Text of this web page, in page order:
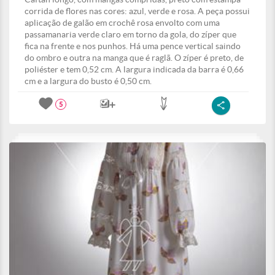
corrida de flores nas cores: azul, verde e rosa. A peça possui
aplicação de galão em crochê rosa envolto com uma
passamanaria verde claro em torno da gola, do zíper que
fica na frente e nos punhos. Há uma pence vertical saindo
do ombro e outra na manga que é raglã. O zíper é preto, de
poliéster e tem 0,52 cm. A largura indicada da barra é 0,66
cm e a largura do busto é 0,50 cm.
5